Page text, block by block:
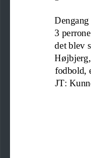
Dengang
3 perr
det blev
fodbold
JT: